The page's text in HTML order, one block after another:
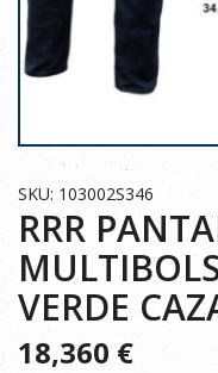
SKU: 103002S346
RRR
VERDE
18,360€